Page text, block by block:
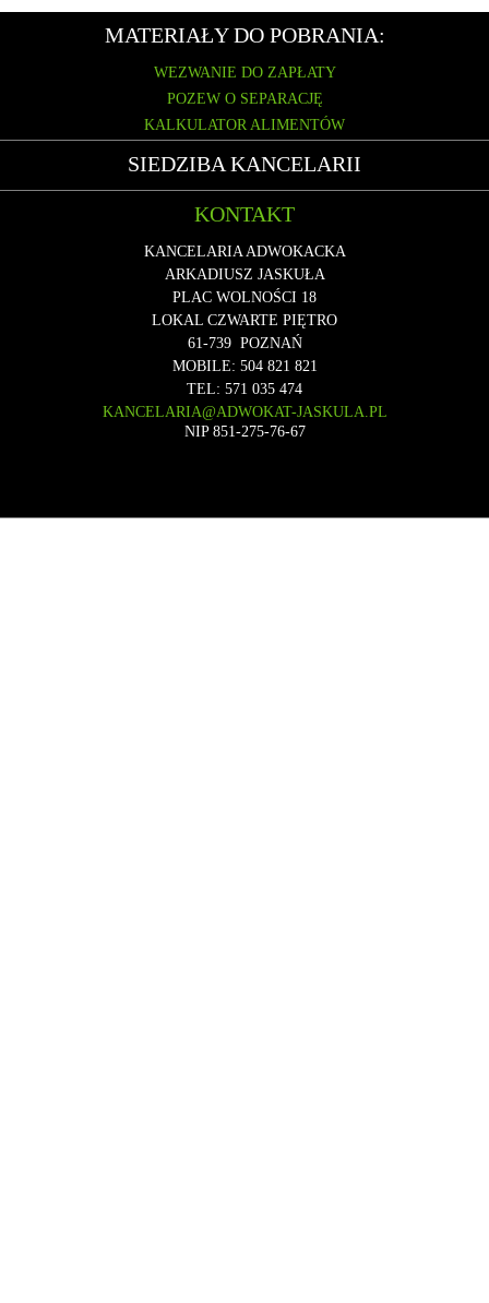
MATERIAŁY DO POBRANIA:
WEZWANIE DO ZAPŁATY
POZEW O SEPARACJĘ
KALKULATOR ALIMENTÓW
SIEDZIBA KANCELARII
KONTAKT
KANCELARIA ADWOKACKA
ARKADIUSZ JASKUŁA
PLAC WOLNOŚCI 18
LOKAL CZWARTE PIĘTRO
61-739 POZNAŃ
MOBILE: 504 821 821
TEL: 571 035 474
KANCELARIA@ADWOKAT-JASKULA.PL
NIP 851-275-76-67